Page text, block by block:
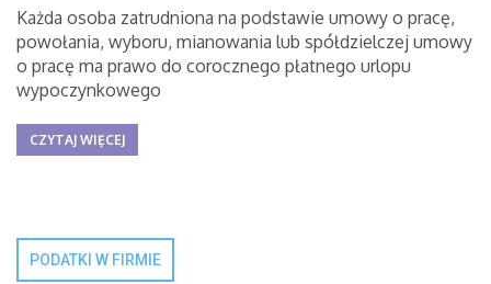
Każda osoba zatrudniona na podstawie umowy o pracę,
powołania, wyboru, mianowania lub spółdzielczej umowy
o pracę ma prawo do corocznego płatnego urlopu
wypoczynkowego
CZYTAJ WIĘCEJ
PODATKI W FIRMIE